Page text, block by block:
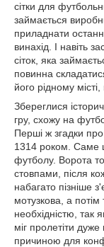
сітки для
займається
приладнати
винахід. І навіть
сіток, яка
повинна
його рідному
Збереглися
гру, схожу на
Перші ж згадки
1314 роком. Саме
футболу. Ворота
стовпами, після
набагато пізніше
мотузкова, а
необхідністю,
міг пролетіти
причиною для